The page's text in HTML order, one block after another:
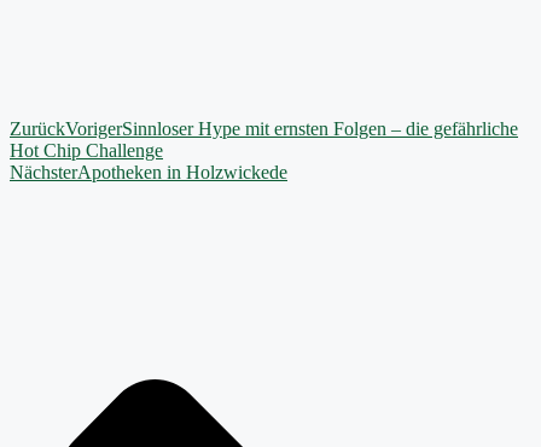
ZurückVorigerSinnloser Hype mit ernsten Folgen – die gefährliche
Hot Chip Challenge
NächsterApotheken in Holzwickede